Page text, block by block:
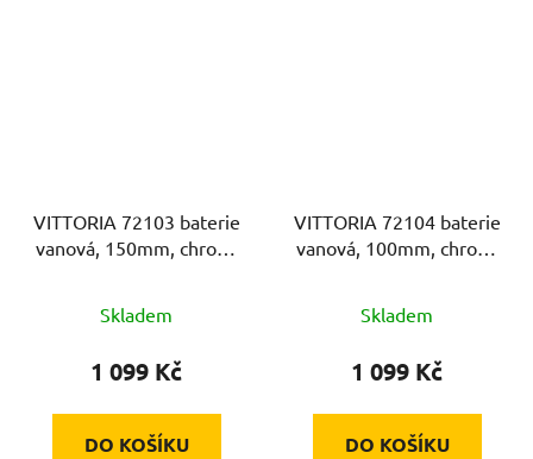
VITTORIA 72103 baterie
vanová, 150mm, chrom,
Skladem
1 099 Kč
DO KOŠÍKU
VITTORIA 72104 baterie
vanová, 100mm, chrom,
Skladem
1 099 Kč
DO KOŠÍKU